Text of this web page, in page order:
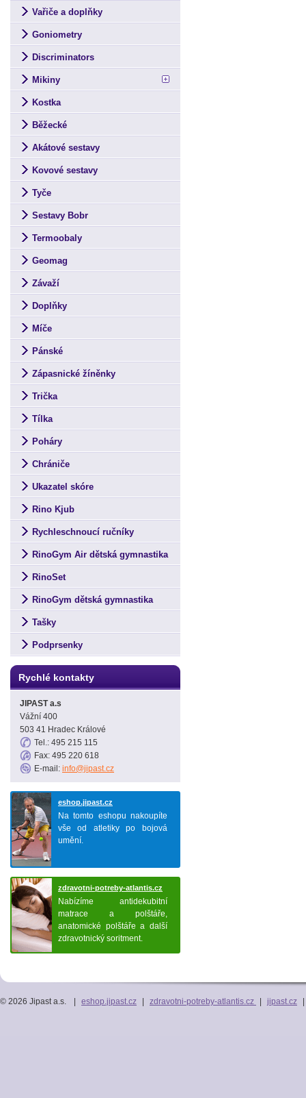
Vařiče a doplňky
Goniometry
Discriminators
Mikiny
Kostka
Běžecké
Akátové sestavy
Kovové sestavy
Tyče
Sestavy Bobr
Termoobaly
Geomag
Závaží
Doplňky
Míče
Pánské
Zápasnické žíněnky
Trička
Tílka
Poháry
Chrániče
Ukazatel skóre
Rino Kjub
Rychleschnoucí ručníky
RinoGym Air dětská gymnastika
RinoSet
RinoGym dětská gymnastika
Tašky
Podprsenky
Rychlé kontakty
JIPAST a.s
Vážní 400
503 41 Hradec Králové
Tel.: 495 215 115
Fax: 495 220 618
E-mail: info@jipast.cz
eshop.jipast.cz
Na tomto eshopu nakoupíte
vše od atletiky po bojová
umění.
zdravotni-potreby-atlantis.cz
Nabízíme antidekubitní
matrace a polštáře,
anatomické polštáře a další
zdravotnický soritment.
eshop.jipast.cz zdravotni-potreby-atlantis.cz jipast.cz
© 2026 Jipast a.s.